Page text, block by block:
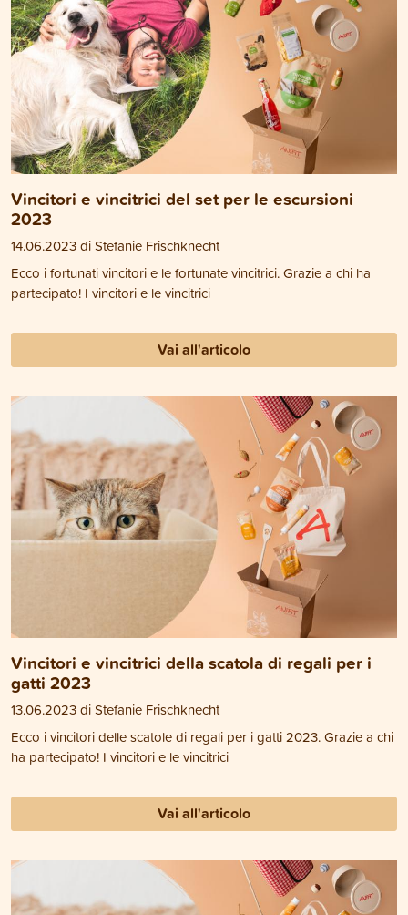
Vincitori e vincitrici del set per le escursioni
2023
14.06.2023 di Stefanie Frischknecht
Ecco i fortunati vincitori e le fortunate vincitrici. Grazie a chi ha
partecipato! I vincitori e le vincitrici
Vai all'articolo
Vincitori e vincitrici della scatola di regali per i
gatti 2023
13.06.2023 di Stefanie Frischknecht
Ecco i vincitori delle scatole di regali per i gatti 2023. Grazie a chi
ha partecipato! I vincitori e le vincitrici
Vai all'articolo